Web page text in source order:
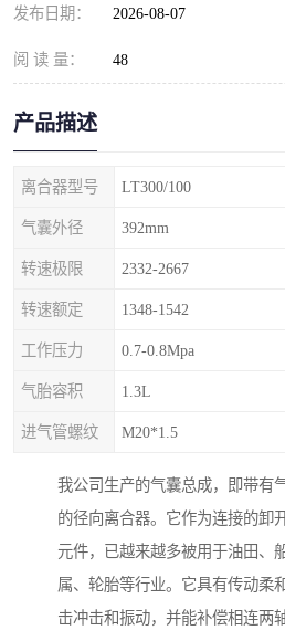
发布日期： 2026-08-07
阅 读 量： 48
产品描述
离合器型号 LT300/100
气囊外径 392mm
转速极限 2332-2667
转速额定 1348-1542
工作压力 0.7-0.8Mpa
气胎容积 1.3L
进气管螺纹 M20*1.5
我公司生产的气囊总成，即带有
的径向离合器。它作为连接的卸
元件，已越来越多被用于油田、
属、轮胎等行业。它具有传动柔
击冲击和振动，并能补偿相连两